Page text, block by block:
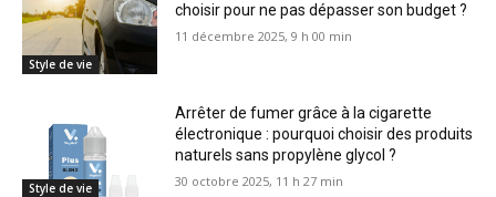
Style de vie
choisir pour ne pas dépasser son budget ?
11 décembre 2025, 9 h 00 min
Style de vie
Arrêter de fumer grâce à la cigarette
électronique : pourquoi choisir des produits
naturels sans propylène glycol ?
30 octobre 2025, 11 h 27 min